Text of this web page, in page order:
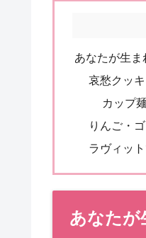
あなたが生
哀愁クッ
カップ
りんご・
ラヴィッ
あなたが